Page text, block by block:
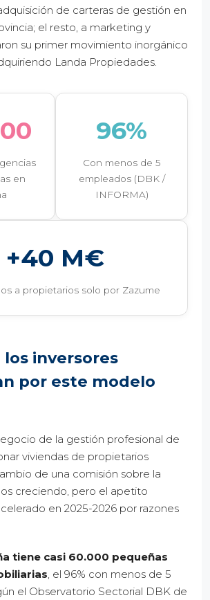
de carteras de gestión en
el resto, a marketing y
su primer movimiento inorgánico
Landa Propiedades.
en
96%
Con menos de 5
empleados (DBK /
INFORMA)
+40 M€
a propietarios solo por Zazume
los inversores
por este modelo
de la gestión profesional de
viviendas de propietarios
de una comisión sobre la
creciendo, pero el apetito
en 2025-2026 por razones
tiene casi 60.000 pequeñas
, el 96% con menos de 5
el Observatorio Sectorial DBK de